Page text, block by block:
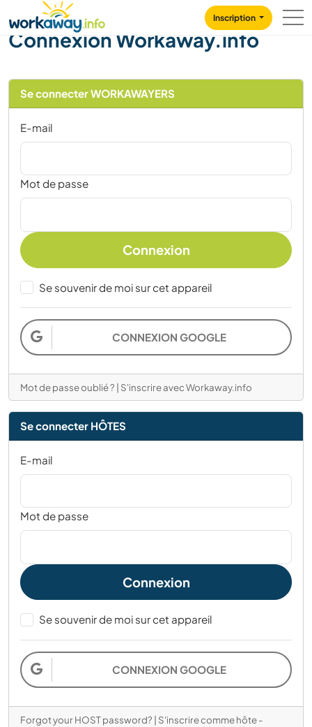
CONTENT
MAIN NAVIGATION
Inscription
Connexion Workaway.info
Se connecter WORKAWAYERS
E-mail
Mot de passe
Connexion
Se souvenir de moi sur cet appareil
CONNEXION GOOGLE
Mot de passe oublié ? | S'inscrire avec Workaway.info
Se connecter HÔTES
E-mail
Mot de passe
Connexion
Se souvenir de moi sur cet appareil
CONNEXION GOOGLE
Forgot your HOST password? | S'inscrire comme hôte -